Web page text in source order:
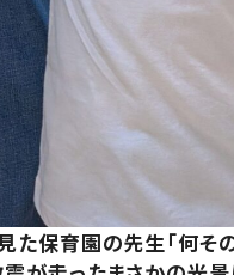
た保育園の先生「何そ